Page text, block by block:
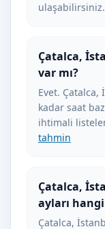
ulaşabilirsiniz.
Çatalca,
var mı?
Evet. Çatalca,
kadar saat
ihtimali
tahmin
Çatalca,
ayları
Çatalca,